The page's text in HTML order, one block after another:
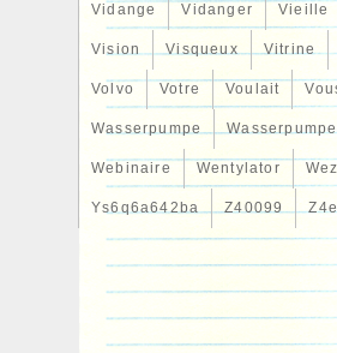
Vidange Vidanger Vieille
Vision Visqueux Vitrine
Volvo Votre Voulait
Wasserpumpe
Webinaire Wentylator
Ys6q6a642ba Z40099